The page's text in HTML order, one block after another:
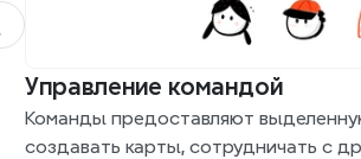
Управление командой
Команды предоставляют
создавать карты, сотрудничать с